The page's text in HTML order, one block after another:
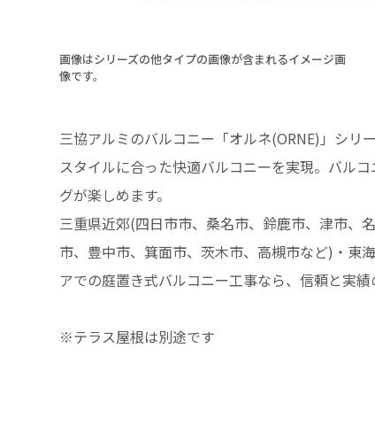
画像はシリーズの他タイプの画像が含まれるイメージ画
像です。
三協アルミのバルコニー「オルネ(ORNE)」シリ
スタイルに合った快適バルコニーを実現。バル
グが楽しめます。
三重県近郊(四日市市、桑名市、鈴鹿市、津市、
市、豊中市、箕面市、茨木市、高槻市など)・東
アでの庭置き式バルコニー工事なら、信頼と実
※テラス屋根は別途です